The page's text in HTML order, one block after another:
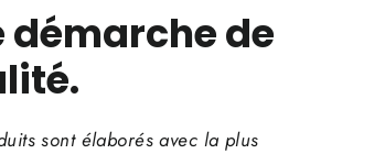
démarche de
sont élaborés avec la plus